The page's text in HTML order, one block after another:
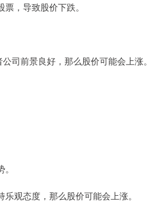
，导致股价下跌。
司前景良好，那么股价可能会上涨。
观态度，那么股价可能会上涨。